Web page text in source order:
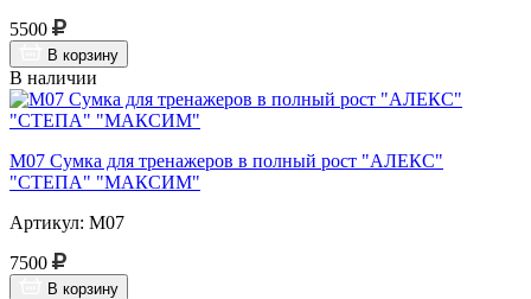
5500
В корзину
В наличии
М07 Сумка для тренажеров в полный рост "АЛЕКС"
"СТЕПА" "МАКСИМ"
Артикул: М07
7500
В корзину